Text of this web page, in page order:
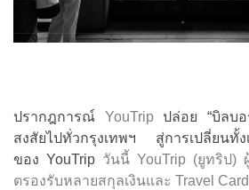
ปรากฎการณ์ YouTripปล่อย “บิลบอ
สงสัยไปทั่วกรุงเทพฯ สู่การเปลี่ยนทั้ง
ของ YouTrip วันนี้ YouTrip (ยูทริป)
ตรองรับหลายสกุลเงินและ Travel